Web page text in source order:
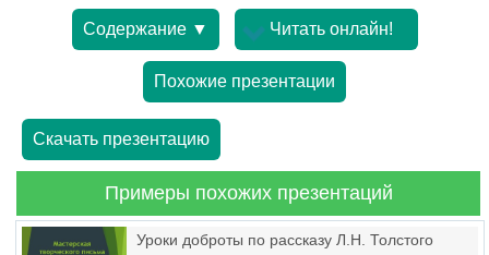
Содержание ▼ Читать онлайн!
Похожие презентации
Скачать презентацию
Примеры похожих презентаций
Уроки доброты по рассказу Л.Н. Толстого